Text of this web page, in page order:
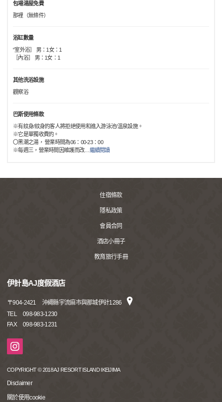
包場湯屋免費
那裡（無條件）
浴缸數量
“室外浴］ 男：1女：1
［內浴］ 男：1女：1
其他洗浴設施
觀察浴
巴斯使用條款
※有紋身/紋身的客人將拒絕使用和進入游泳池/溫泉設施。
※它是單獨收費的。
〇黑潮之湯， 營業時間為06：00-23：00
※每週三，營業時間因維護而改… 繼續閱讀
住宿條款
隱私政策
會員合同
酒店小冊子
教育旅行手冊
伊計島AJ度假酒店
〒904-2421
沖繩縣宇流麻市與那城伊計1286
TEL
098-983-1230
FAX
098-983-1231
COPYRIGHT © 2018 AJ RESORT ISLAND IKEIJIMA
Disclaimer
關於使用cookie